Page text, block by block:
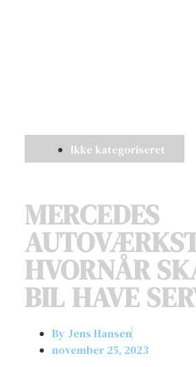
Ikke kategoriseret
MERCEDES
HVORNÅR
BIL HAVE
By Jens Hansen
november 25, 2023